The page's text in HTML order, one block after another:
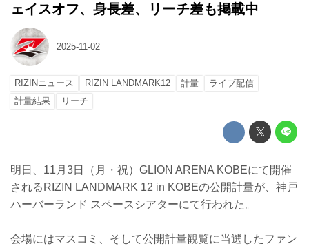
ェイスオフ、身長差、リーチ差も掲載中
2025-11-02
RIZINニュース RIZIN LANDMARK12 計量
ライブ配信
計量結果
リーチ
明日、11月3日（月・祝）GLION ARENA KOBEにて開催
されるRIZIN LANDMARK 12 in KOBEの公開計量が、神戸
ハーバーランド スペースシアターにて行われた。
会場にはマスコミ、そして公開計量観覧に当選したファン